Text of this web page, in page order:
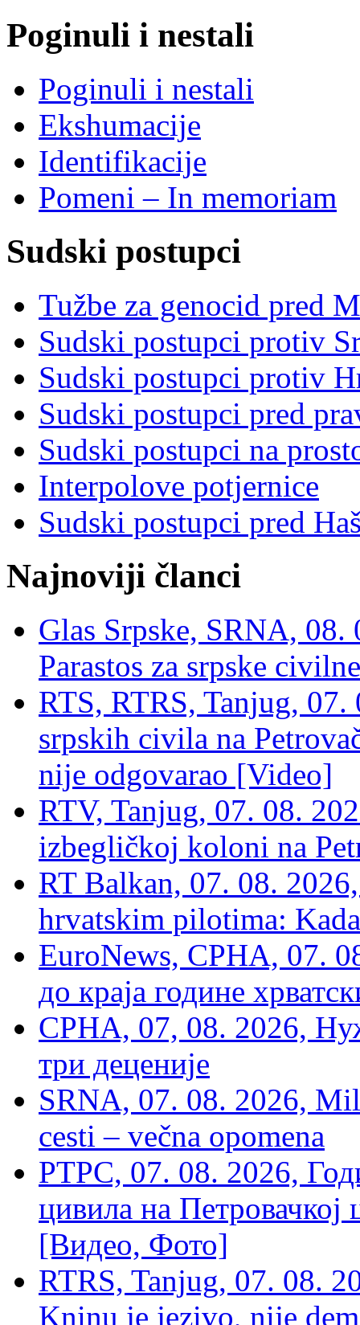
Poginuli i nestali
Poginuli i nestali
Ekshumacije
Identifikacije
Pomeni – In memoriam
Sudski postupci
Tužbe za genocid pred
Sudski postupci protiv
Sudski postupci protiv
Sudski postupci pred
Sudski postupci na
Interpolove potjernice
Sudski postupci pred
Najnoviji članci
Glas Srpske, SRNA,
Parastos za srpske
RTS, RTRS, Tanjug,
srpskih civila na
nije odgovarao [Video]
RTV, Tanjug, 07. 08.
izbegličkoj koloni na
RT Balkan, 07. 08.
hrvatskim pilotima:
EuroNews, СРНА, 07.
до краја године
СРНА, 07, 08. 2026,
три деценије
SRNA, 07. 08. 2026,
cesti – večna opomena
РТРС, 07. 08. 2026,
цивила на Петровачкој
[Видео, Фото]
RTRS, Tanjug, 07. 08.
Kninu je jezivo, nije